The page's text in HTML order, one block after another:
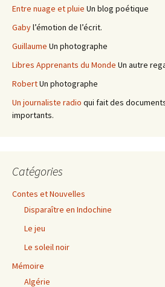
Entre nuage et pluie Un blog poétique
Gabyl’émotion de l’écrit.
Guillaume Un photographe
Libres Apprenants du Monde Un autre
RobertUn photographe
Un journaliste radio qui fait des
importants.
Catégories
Contes et Nouvelles
Disparaître en Indochine
Le jeu
Le soleil noir
Mémoire
Algérie